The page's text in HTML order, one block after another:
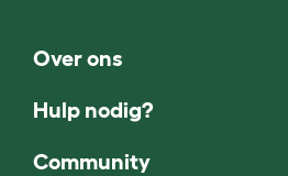
Over ons
Hulp nodig?
Community